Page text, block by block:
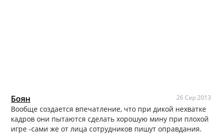
Боян 26 Сер 2013
Вообще создается впечатление, что при дикой нехватке
кадров они пытаются сделать хорошую мину при плохой
игре -сами же от лица сотрудников пишут оправдания.